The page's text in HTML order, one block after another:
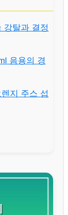
강탈과 결정
음용의 경
지 주스 섭